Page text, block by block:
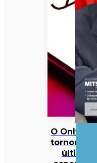
O OnlyFans
tornou-se a
última